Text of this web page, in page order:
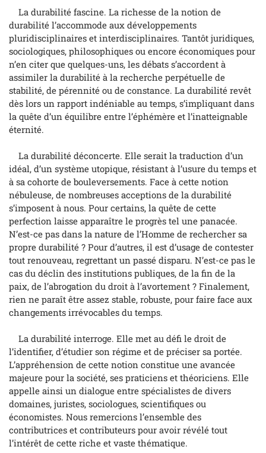
La durabilité fascine. La richesse de la notion de
durabilité l’accommode aux développements
pluridisciplinaires et interdisciplinaires. Tantôt juridiques,
sociologiques, philosophiques ou encore économiques pour
n’en citer que quelques-uns, les débats s’accordent à
assimiler la durabilité à la recherche perpétuelle de
stabilité, de pérennité ou de constance. La durabilité revêt
dès lors un rapport indéniable au temps, s’impliquant dans
la quête d’un équilibre entre l’éphémère et l’inatteignable
éternité.
La durabilité déconcerte. Elle serait la traduction d’un
idéal, d’un système utopique, résistant à l’usure du temps et
à sa cohorte de bouleversements. Face à cette notion
nébuleuse, de nombreuses acceptions de la durabilité
s’imposent à nous. Pour certains, la quête de cette
perfection laisse apparaître le progrès tel une panacée.
N’est-ce pas dans la nature de l’Homme de rechercher sa
propre durabilité ? Pour d’autres, il est d’usage de contester
tout renouveau, regrettant un passé disparu. N’est-ce pas le
cas du déclin des institutions publiques, de la fin de la
paix, de l’abrogation du droit à l’avortement ? Finalement,
rien ne paraît être assez stable, robuste, pour faire face aux
changements irrévocables du temps.
La durabilité interroge. Elle met au défi le droit de
l’identifier, d’étudier son régime et de préciser sa portée.
L’appréhension de cette notion constitue une avancée
majeure pour la société, ses praticiens et théoriciens. Elle
appelle ainsi un dialogue entre spécialistes de divers
domaines, juristes, sociologues, scientifiques ou
économistes. Nous remercions l’ensemble des
contributrices et contributeurs pour avoir révélé tout
l’intérêt de cette riche et vaste thématique.